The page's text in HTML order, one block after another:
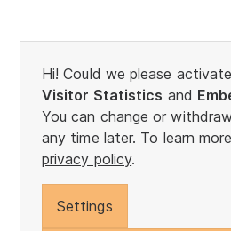
Hi! Could we please
Visitor Statistics and
You can change or
any time later. To learn
privacy policy.
Settings